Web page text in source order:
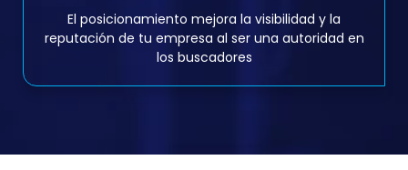
El posicionamiento mejora la visibilidad y la
reputación de tu empresa al ser una autoridad en
los buscadores